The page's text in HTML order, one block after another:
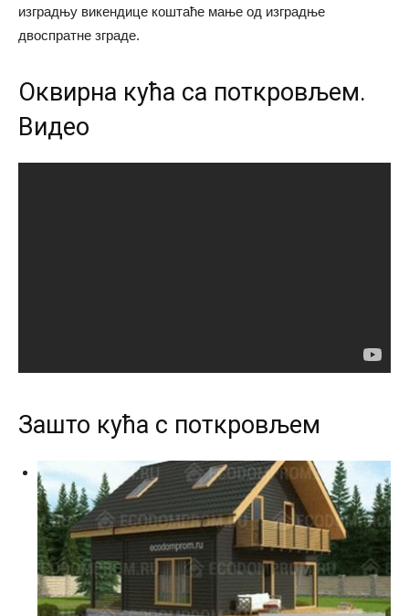
изградњу викендице коштаће мање од изградње
двоспратне зграде.
Оквирна кућа са поткровљем.
Видео
Зашто кућа с поткровљем